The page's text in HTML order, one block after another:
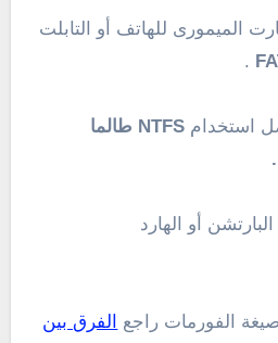
الميمورى للهاتف أو التابلت
.
NTFS طالما
أو الهارد
الفورمات راجع
الفرق بين